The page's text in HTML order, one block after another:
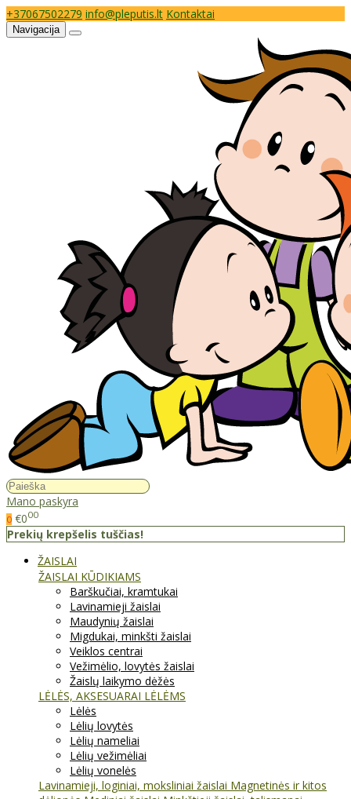
+37067502279 info@pleputis.lt Kontaktai
Navigacija
Mano paskyra
0 €000
Prekių krepšelis tuščias!
ŽAISLAI
ŽAISLAI KŪDIKIAMS
Barškučiai, kramtukai
Lavinamieji žaislai
Maudynių žaislai
Migdukai, minkšti žaislai
Veiklos centrai
Vežimėlio, lovytės žaislai
Žaislų laikymo dėžės
LĖLĖS, AKSESUARAI LĖLĖMS
Lėlės
Lėlių lovytės
Lėlių nameliai
Lėlių vežimėliai
Lėlių vonelės
Lavinamieji, loginiai, moksliniai žaislai Magnetinės ir kitos